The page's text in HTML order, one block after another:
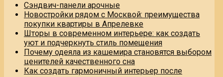
Сэндвич-панели арочные
Новостройки рядом с Москвой: преимущества
покупки квартиры в Апрелевке
Шторы в современном интерьере: как создать
уют и подчеркнуть стиль помещения
Почему одеяла из кашемира становятся выбором
ценителей качественного сна
Как создать гармоничный интерьер после